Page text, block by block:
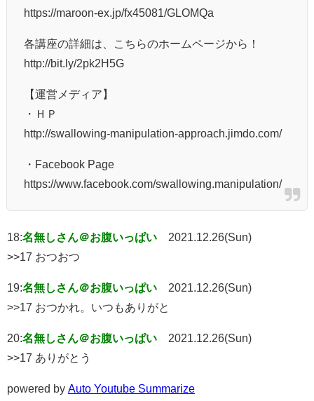
https://maroon-ex.jp/fx45081/GLOMQa
各講座の詳細は、こちらのホームページから！
http://bit.ly/2pk2H5G
【運営メディア】
・ＨＰ
http://swallowing-manipulation-approach.jimdo.com/
・Facebook Page
https://www.facebook.com/swallowing.manipulation/
18:名無しさん＠お腹いっぱい
2021.12.26(Sun)
>>17 おつおつ
19:名無しさん＠お腹いっぱい
2021.12.26(Sun)
>>17 おつかれ。いつもありがと
20:名無しさん＠お腹いっぱい
2021.12.26(Sun)
>>17 ありがとう
powered by Auto Youtube Summarize